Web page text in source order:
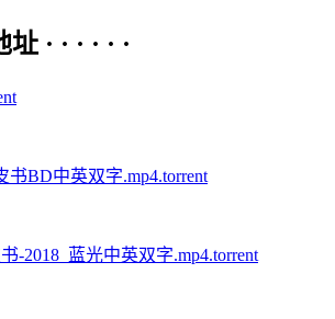
· · · · · ·
书BD中英双字.mp4.torrent
-2018_蓝光中英双字.mp4.torrent